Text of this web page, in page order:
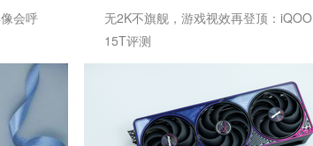
会呼
无2K不旗舰，游戏视效再登顶：iQOO
15T评测